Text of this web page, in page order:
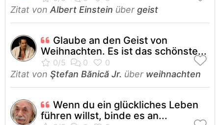
Zitat von Albert Einstein über geist
Glaube an den Geist von
Weihnachten. Es ist das schönste...
Zitat von Ştefan Bănică Jr. über weihnachten
Wenn du ein glückliches Leben
führen willst, binde es an...